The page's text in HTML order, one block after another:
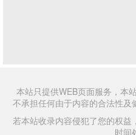
本站只提供WEB页面服务，本
不承担任何由于内容的合法性及
若本站收录内容侵犯了您的权
时间